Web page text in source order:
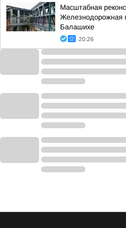
Масштабная
Железнодорожная
Балашихе
20:26